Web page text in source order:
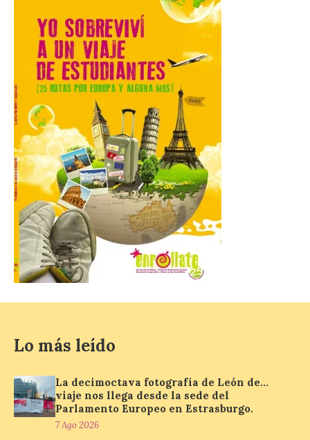
Durante los días 1 y 2 de
agosto, tanto el público
infantil como el adulto
pudo disfrutar de un
planetario que se instaló
en el polideportivo municipal, con pases
de mañana dedicados preferentemente al
público infantil y, el resto del […]
Más de 200.000 jóvenes
nacidos en 2008 ya han
solicitado el Bono Cultural
Joven 2026 en su primer
mes de vigencia
7 Ago 2026
web
https://bonoculturajoven.gob.es/ hasta el
euros del Bono pueden utilizarse tanto
para consumir productos culturales como
[…]
Lo más leído
La decimoctava fotografía de León de…
viaje nos llega desde la sede del
Parlamento Europeo en Estrasburgo.
7 Ago 2026